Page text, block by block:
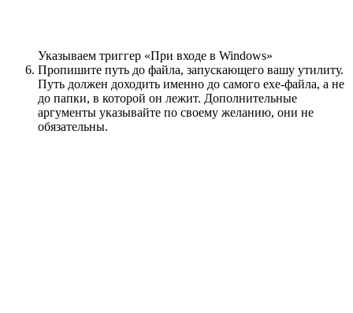
Указываем триггер «При входе в Windows»
Пропишите путь до файла, запускающего вашу утилиту.
Путь должен доходить именно до самого exe-файла, а не
до папки, в которой он лежит. Дополнительные
аргументы указывайте по своему желанию, они не
обязательны.